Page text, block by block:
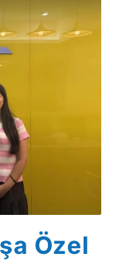
Özel